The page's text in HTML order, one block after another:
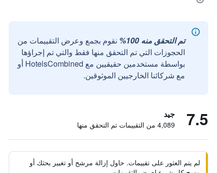
تم التحقق منه 100%
نقوم بجمع وعرض التقييمات من
الحجوزات التي تم التحقق منها فقط والتي تم إجراؤها
بواسطة مستخدمين حقيقيين مع HotelsCombined أو
مع شركائنا الخارجيين الموثوقين.
7.5 جيد
4,089 من التقييمات تم التحقق منها
لم يتم العثور على تقييمات. حاول إزالة مرشح أو تغيير بحثك أو